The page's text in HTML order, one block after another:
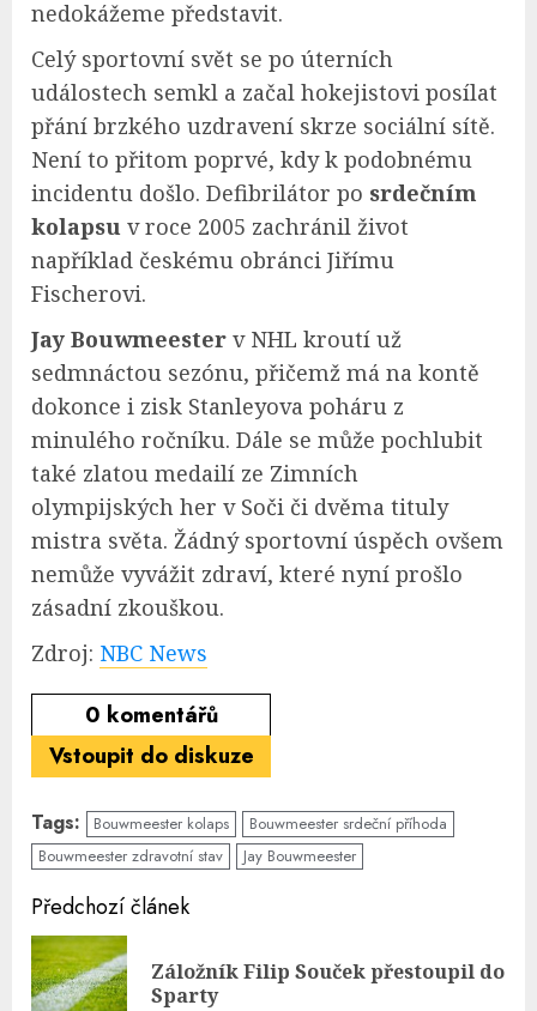
nedokážeme představit.
Celý sportovní svět se po úterních
událostech semkl a začal hokejistovi posílat
přání brzkého uzdravení skrze sociální sítě.
Není to přitom poprvé, kdy k podobnému
incidentu došlo. Defibrilátor po srdečním
kolapsu v roce 2005 zachránil život
například českému obránci Jiřímu
Fischerovi.
Jay Bouwmeester v NHL kroutí už
sedmnáctou sezónu, přičemž má na kontě
dokonce i zisk Stanleyova poháru z
minulého ročníku. Dále se může pochlubit
také zlatou medailí ze Zimních
olympijských her v Soči či dvěma tituly
mistra světa. Žádný sportovní úspěch ovšem
nemůže vyvážit zdraví, které nyní prošlo
zásadní zkouškou.
Zdroj: NBC News
0 komentářů
Vstoupit do diskuze
Tags: Bouwmeester kolaps
Bouwmeester srdeční příhoda
Bouwmeester zdravotní stav
Jay Bouwmeester
Continue
Reading
Předchozí článek
Záložník Filip Souček přestoupil do
Sparty